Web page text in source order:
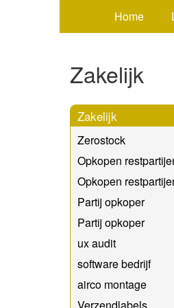
Home
Zakelijk
Zakelijk
Zerostock
Opkopen
Opkopen
Partij opkoper
Partij opkoper
ux audit
software bedrijf
airco montage
Verzendlabels